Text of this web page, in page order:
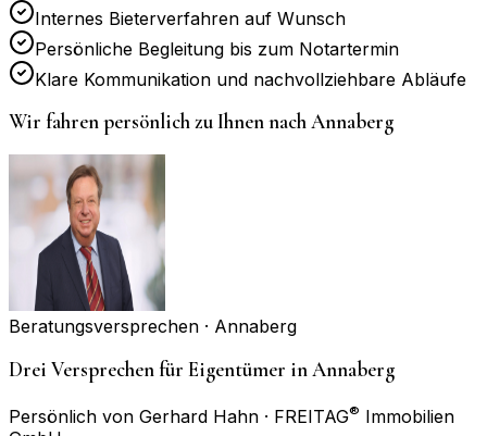
Internes Bieterverfahren auf Wunsch
Persönliche Begleitung bis zum Notartermin
Klare Kommunikation und nachvollziehbare Abläufe
Wir fahren persönlich zu Ihnen nachAnnaberg
Beratungsversprechen · Annaberg
Drei Versprechen für Eigentümer in Annaberg
Persönlich von Gerhard Hahn · FREITAG® Immobilien